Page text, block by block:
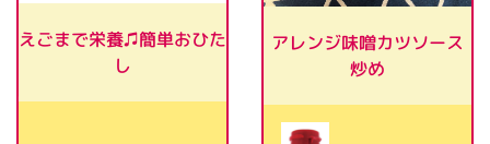
えごまで栄養♫簡単おひた
し
アレンジ味噌カツソース
炒め